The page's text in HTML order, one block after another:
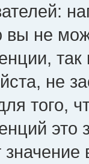
не
так
не
того,
это